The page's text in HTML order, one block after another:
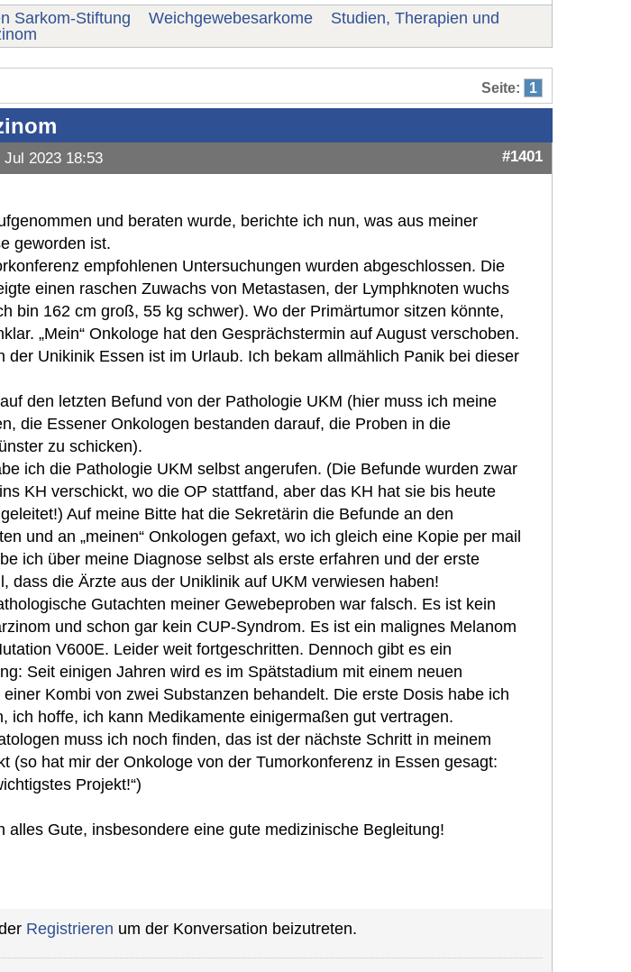
Sarkom-Stiftung Weichgewebesarkome
Studien, Therapien und
Seite: 1
Jul 2023 18:53 #1401
und beraten wurde, berichte ich nun, was aus meiner
geworden ist.
empfohlenen Untersuchungen wurden abgeschlossen. Die
einen raschen Zuwachs von Metastasen, der Lymphknoten wuchs
bin 162 cm groß, 55 kg schwer). Wo der Primärtumor sitzen könnte,
„Mein“ Onkologe hat den Gesprächstermin auf August verschoben.
der Unikinik Essen ist im Urlaub. Ich bekam allmählich Panik bei dieser
den letzten Befund von der Pathologie UKM (hier muss ich meine
die Essener Onkologen bestanden darauf, die Proben in die
zu schicken).
ich die Pathologie UKM selbst angerufen. (Die Befunde wurden zwar
KH verschickt, wo die OP stattfand, aber das KH hat sie bis heute
Auf meine Bitte hat die Sekretärin die Befunde an den
und an „meinen“ Onkologen gefaxt, wo ich gleich eine Kopie per mail
ich über meine Diagnose selbst als erste erfahren und der erste
dass die Ärzte aus der Uniklinik auf UKM verwiesen haben!
Gutachten meiner Gewebeproben war falsch. Es ist kein
und schon gar kein CUP-Syndrom. Es ist ein malignes Melanom
V600E. Leider weit fortgeschritten. Dennoch gibt es ein
Seit einigen Jahren wird es im Spätstadium mit einem neuen
Kombi von zwei Substanzen behandelt. Die erste Dosis habe ich
ich hoffe, ich kann Medikamente einigermaßen gut vertragen.
muss ich noch finden, das ist der nächste Schritt in meinem
(so hat mir der Onkologe von der Tumorkonferenz in Essen gesagt:
Projekt!“)
alles Gute, insbesondere eine gute medizinische Begleitung!
Registrieren um der Konversation beizutreten.